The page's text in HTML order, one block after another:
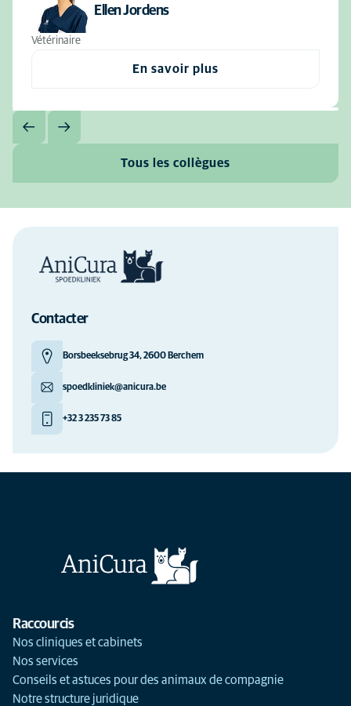
Ellen Jordens
Vétérinaire
En savoir plus
Tous les collègues
Contacter
Borsbeeksebrug 34, 2600 Berchem
spoedkliniek@anicura.be
+32 3 235 73 85
Raccourcis
Nos cliniques et cabinets
Nos services
Conseils et astuces pour des animaux de compagnie
Notre structure juridique